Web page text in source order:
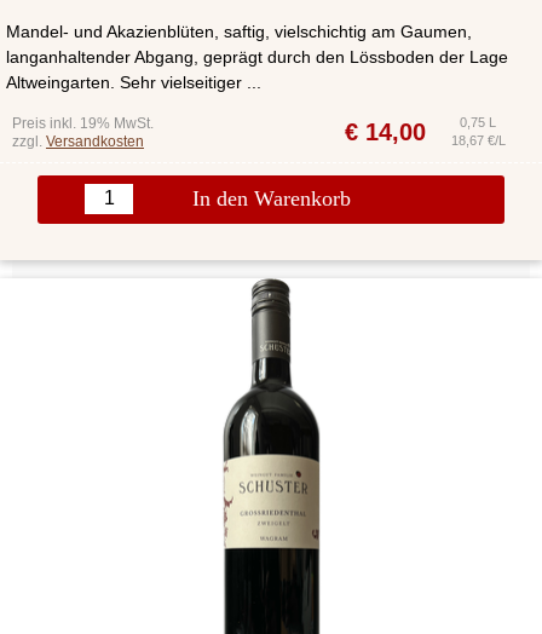
Mandel- und Akazienblüten, saftig, vielschichtig am Gaumen,
langanhaltender Abgang, geprägt durch den Lössboden der Lage
Altweingarten. Sehr vielseitiger ...
Preis inkl. 19% MwSt.
zzgl. Versandkosten € 14,00
0,75 L
18,67 €/L
In den Warenkorb